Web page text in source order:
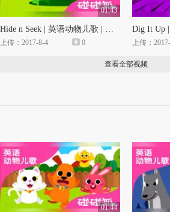
01:43
Hide n Seek | 英语动物儿歌 | 碰碰狐！英语动物儿歌
上传：2017-8-4 0 上传：
查看全部视频
01:44